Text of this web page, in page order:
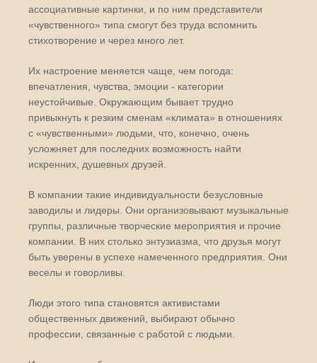
ассоциативные картинки, и по ним представители
«чувственного» типа смогут без труда вспомнить
стихотворение и через много лет.
Их настроение меняется чаще, чем погода:
впечатления, чувства, эмоции - категории
неустойчивые. Окружающим бывает трудно
привыкнуть к резким сменам «климата» в отношениях
с «чувственными» людьми, что, конечно, очень
усложняет для последних возможность найти
искренних, душевных друзей.
В компании такие индивидуальности безусловные
заводилы и лидеры. Они организовывают музыкальные
группы, различные творческие мероприятия и прочие
компании. В них столько энтузиазма, что друзья могут
быть уверены в успехе намеченного предприятия. Они
веселы и говорливы.
Люди этого типа становятся активистами
общественных движений, выбирают обычно
профессии, связанные с работой с людьми.